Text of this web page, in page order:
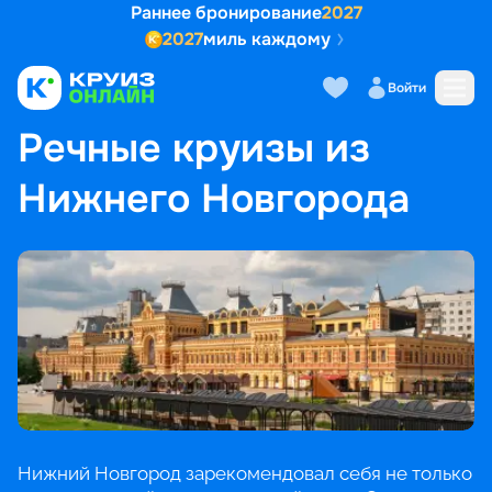
Раннее бронирование2027
2027миль каждому
Войти
ГЛАВНАЯ • ПОПУЛЯРНЫЕ НАПРАВЛЕНИЯ
РЕЧНЫЕ КРУИЗЫ ИЗ НИЖНЕГО НОВГОРОДА
Речные круизы из
Нижнего Новгорода
Нижний Новгород зарекомендовал себя не только